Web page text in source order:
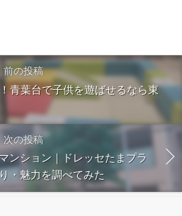
前の投稿
青葉台で子供を遊ばせるなら東
次の投稿
ンション｜ドレッセたまプラ
・魅力を調べてみた